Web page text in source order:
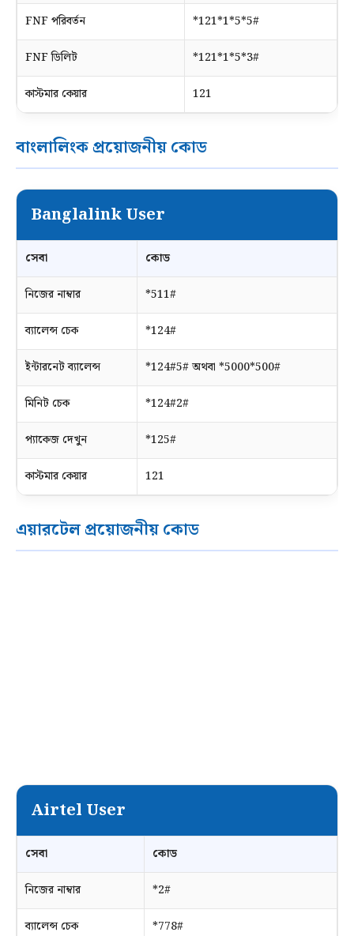
FNF পরিবর্তন *121*1*5*5#
FNF ডিলিট *121*1*5*3#
কাস্টমার কেয়ার 121
বাংলালিংক প্রয়োজনীয় কোড
Banglalink User
সেবা কোড
নিজের নাম্বার *511#
ব্যালেন্স চেক *124#
ইন্টারনেট ব্যালেন্স *124#5# অথবা *5000*500#
মিনিট চেক *124#2#
প্যাকেজ দেখুন *125#
কাস্টমার কেয়ার 121
এয়ারটেল প্রয়োজনীয় কোড
Airtel User
সেবা কোড
নিজের নাম্বার *2#
ব্যালেন্স চেক *778#